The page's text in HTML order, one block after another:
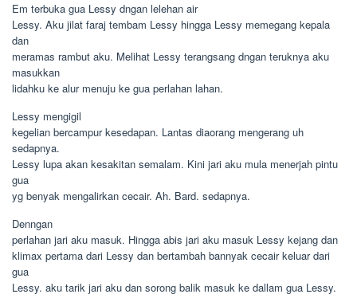
Em terbuka gua Lessy dngan lelehan air
Lessy. Aku jilat faraj tembam Lessy hingga Lessy memegang kepala
dan
meramas rambut aku. Melihat Lessy terangsang dngan teruknya aku
masukkan
lidahku ke alur menuju ke gua perlahan lahan.
Lessy mengigil
kegelian bercampur kesedapan. Lantas diaorang mengerang uh
sedapnya.
Lessy lupa akan kesakitan semalam. Kini jari aku mula menerjah pintu
gua
yg benyak mengalirkan cecair. Ah. Bard. sedapnya.
Denngan
perlahan jari aku masuk. Hingga abis jari aku masuk Lessy kejang dan
klimax pertama dari Lessy dan bertambah bannyak cecair keluar dari
gua
Lessy. aku tarik jari aku dan sorong balik masuk ke dallam gua Lessy.